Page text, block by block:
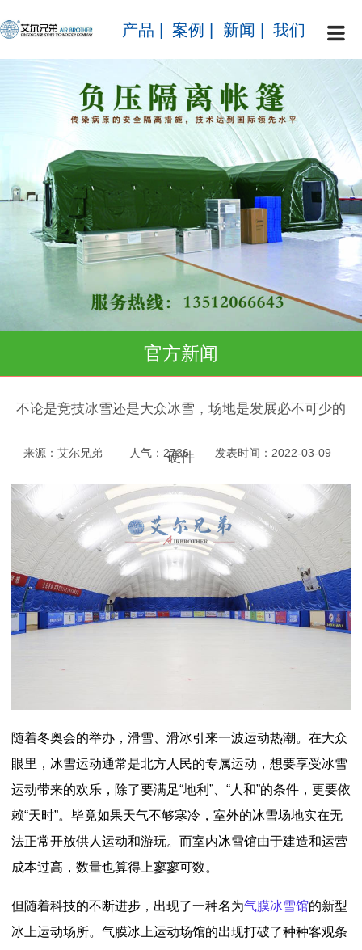
产品 案例 新闻 我们
官方新闻
不论是竞技冰雪还是大众冰雪，场地是发展必不可少的
硬件
来源：艾尔兄弟 人气：2736 发表时间：2022-03-09
随着冬奥会的举办， 滑雪、滑冰引来一波运动热潮。在大众
眼里，冰雪运动通常是北方人民的专属运动，想要享受冰雪
运动带来的欢乐，除了要满足“地利”、“人和”的条件，更要依
赖“天时”。毕竟如果天气不够寒冷，室外的冰雪场地实在无
法正常开放供人运动和游玩。而室内冰雪馆由于建造和运营
成本过高，数量也算得上寥寥可数。
但随着科技的不断进步，出现了一种名为气膜冰雪馆的新型
冰上运动场所。气膜冰上运动场馆的出现打破了种种客观条